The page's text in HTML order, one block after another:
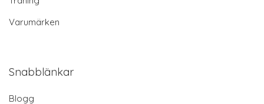
Varumärken
Snabblänkar
Blogg